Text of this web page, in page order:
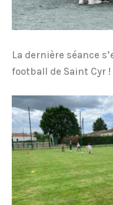
La dernière séance
football de Saint Cyr !